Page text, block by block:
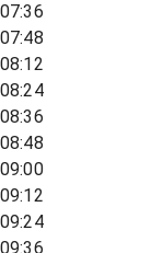
07:36
07:48
08:12
08:24
08:36
08:48
09:00
09:12
09:24
09:36